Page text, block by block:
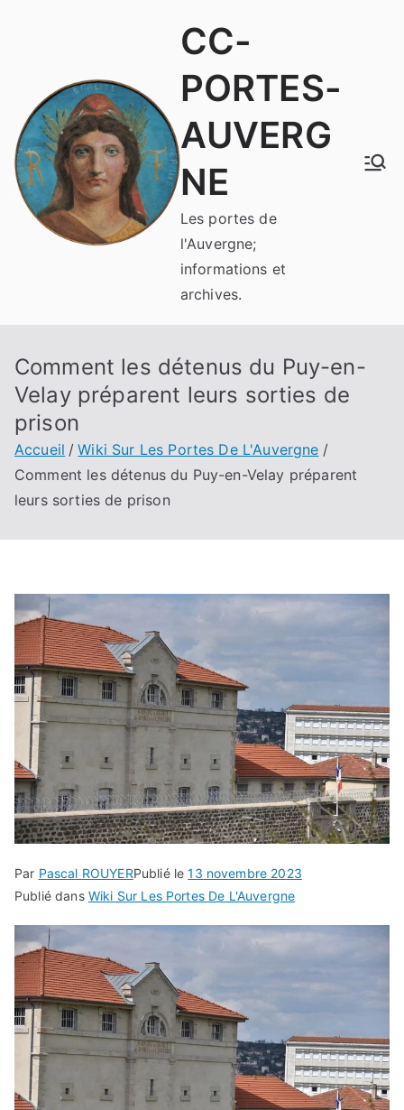
CC-
PORTES-
AUVERG
NE
Les portes de
l'Auvergne;
informations et
archives.
Comment les détenus du Puy-en-
Velay préparent leurs sorties de
prison
Accueil
Wiki Sur Les Portes De L'Auvergne
Comment les détenus du Puy-en-Velay préparent
leurs sorties de prison
Par Pascal ROUYERPublié le13 novembre 2023
Publié dans Wiki Sur Les Portes De L'Auvergne